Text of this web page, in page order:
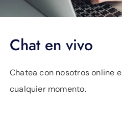
Chat en vivo
Chatea con nosotros online
cualquier momento.